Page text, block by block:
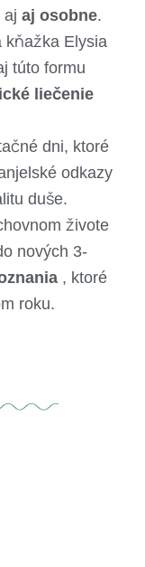
aj aj osobne.
kňažka Elysia
túto formu
liečenie
dni, ktoré
odkazy
duše.
živote
nových 3-
, ktoré
roku.